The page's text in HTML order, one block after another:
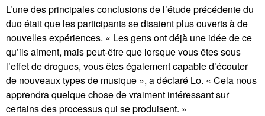
L’une des principales conclusions de l’étude précédente du
duo était que les participants se disaient plus ouverts à de
nouvelles expériences. « Les gens ont déjà une idée de ce
qu’ils aiment, mais peut-être que lorsque vous êtes sous
l’effet de drogues, vous êtes également capable d’écouter
de nouveaux types de musique », a déclaré Lo. « Cela nous
apprendra quelque chose de vraiment intéressant sur
certains des processus qui se produisent. »